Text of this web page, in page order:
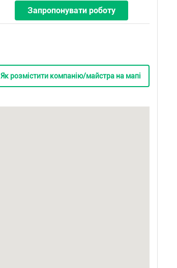
Запропонувати роботу
Як розмістити компанію/майстра на мапі